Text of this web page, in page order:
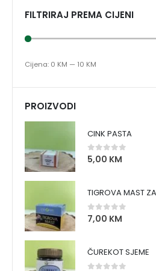
FILTRIRAJ PREMA CIJENI
Cijena: 0 KM — 10 KM
PROIZVODI
CINK PASTA
0 out of 5
5,00 KM
0 out of 5
7,00 KM
ČUREKOT SJEME